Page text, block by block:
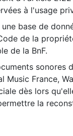
à l'usage
base de
de la
de la BnF.
sonores
Music France,
dès lors
la